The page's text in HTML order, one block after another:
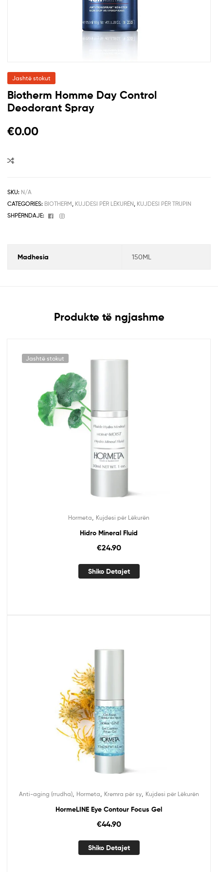
Jashtë stokut
Biotherm Homme Day Control
Deodorant Spray
€0.00
SKU: N/A
CATEGORIES: BIOTHERM KUJDESI PËR LËKURËN KUJDESI PËR TRUPIN
SHPËRNDAJE:
Facebook
Instagram
Madhesia 150ML
Produkte të ngjashme
Jashtë stokut
Hormeta Kujdesi për Lëkurën
Hidro Mineral Fluid
€24.90
Shiko Detajet
Anti-aging (rrudha), Hormeta Kremra për sy, Kujdesi për Lëkurën
HormeLINE Eye Contour Focus Gel
€44.90
Shiko Detajet